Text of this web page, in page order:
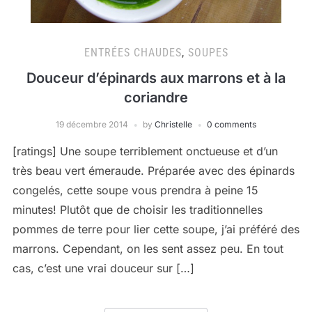
ENTRÉES CHAUDES, SOUPES
Douceur d’épinards aux marrons et à la
coriandre
19 décembre 2014 by Christelle 0 comments
[ratings] Une soupe terriblement onctueuse et d’un
très beau vert émeraude. Préparée avec des épinards
congelés, cette soupe vous prendra à peine 15
minutes! Plutôt que de choisir les traditionnelles
pommes de terre pour lier cette soupe, j’ai préféré des
marrons. Cependant, on les sent assez peu. En tout
cas, c’est une vrai douceur sur […]